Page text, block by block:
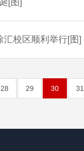
汇校区顺利举行[图]
28 29 30 31